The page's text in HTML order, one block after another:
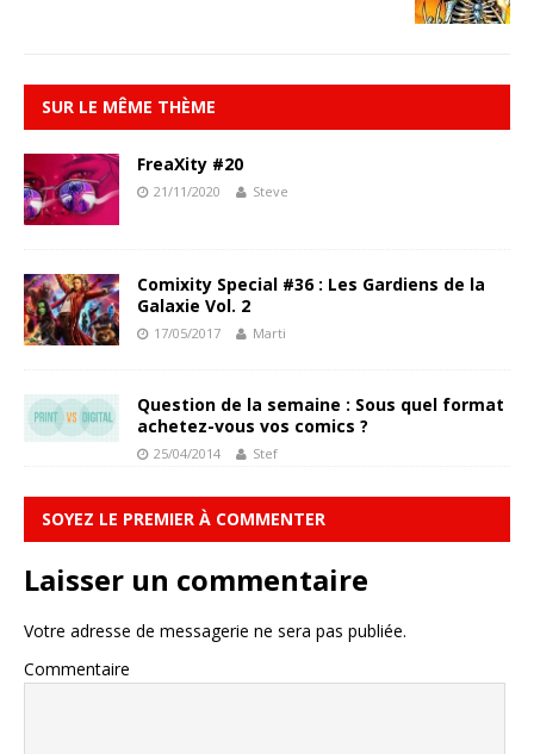
SUR LE MÊME THÈME
FreaXity #20
21/11/2020 Steve
Comixity Special #36 : Les Gardiens de la
Galaxie Vol. 2
17/05/2017 Marti
Question de la semaine : Sous quel format
achetez-vous vos comics ?
25/04/2014 Stef
SOYEZ LE PREMIER À COMMENTER
Laisser un commentaire
Votre adresse de messagerie ne sera pas publiée.
Commentaire